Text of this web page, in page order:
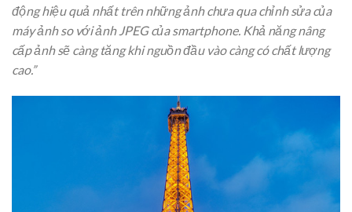
động hiệu quả nhất trên những ảnh chưa qua chỉnh sửa của
máy ảnh so với ảnh JPEG của smartphone. Khả năng nâng
cấp ảnh sẽ càng tăng khi nguồn đầu vào càng có chất lượng
cao.”